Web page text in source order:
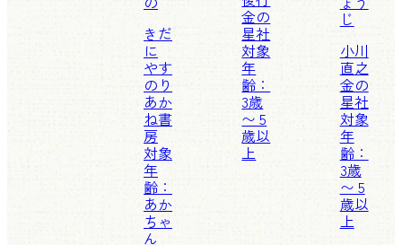
きだ
に
やす
のり
あか
ね書
房
対象
年
齢：
あか
ちゃ
ん
金の
星社
対象
年
齢：
3歳
〜 5
歳以
上
じ
小川
直之
金の
星社
対象
年
齢：
3歳
〜 5
歳以
上